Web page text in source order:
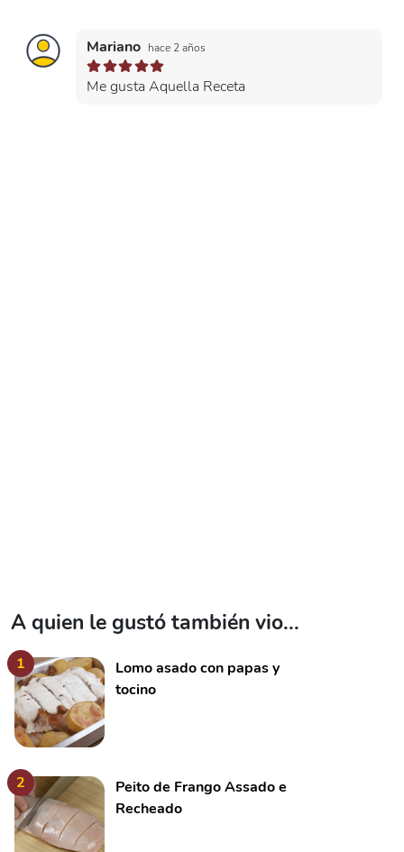
Mariano hace 2 años
Me gusta Aquella Receta
A quien le gustó también vio...
1
Lomo asado con papas y
tocino
2
Peito de Frango Assado e
Recheado